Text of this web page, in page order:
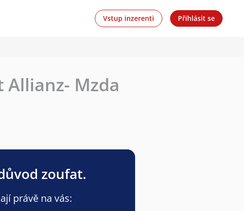
Vstup inzerenti Přihlásit se
Mzda
zoufat.
právě na vás: